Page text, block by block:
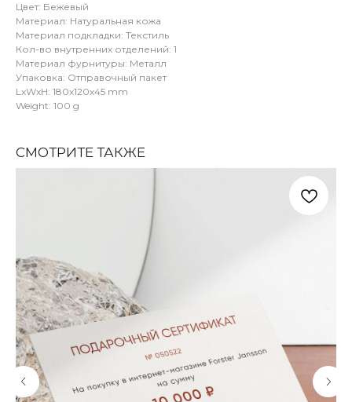
Цвет: Бежевый
Материал: Натуральная кожа
Материал подкладки: Текстиль
Кол-во внутренних отделений: 1
Материал фурнитуры: Металл
Упаковка: Отправочный пакет
LxWxH: 180x120x45 mm
Weight: 100 g
СМОТРИТЕ ТАКЖЕ